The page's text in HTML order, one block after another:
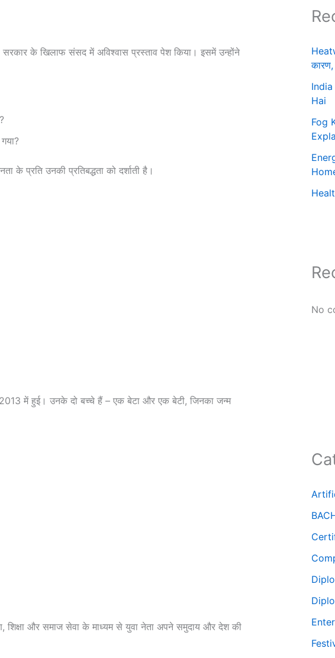
सरकार के खिलाफ संसद में अविश्वास प्रस्ताव पेश किया। इसमें उन्होंने
के प्रति उनकी प्रतिबद्धता को दर्शाती है।
2013 में हुई। उनके दो बच्चे हैं – एक बेटा और एक बेटी, जिनका जन्म
शिक्षा और समाज सेवा के माध्यम से युवा नेता अपने समुदाय और देश की
Hai
Fog
No